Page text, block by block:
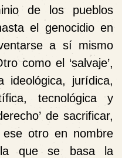
de los pueblos
el genocidio en
a sí mismo
como el ‘salvaje’,
ideológica, jurídica,
tecnológica y
de sacrificar,
otro en nombre
que se basa la